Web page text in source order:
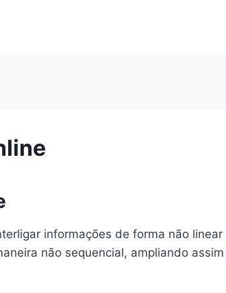
informações de forma não
não sequencial, ampliando